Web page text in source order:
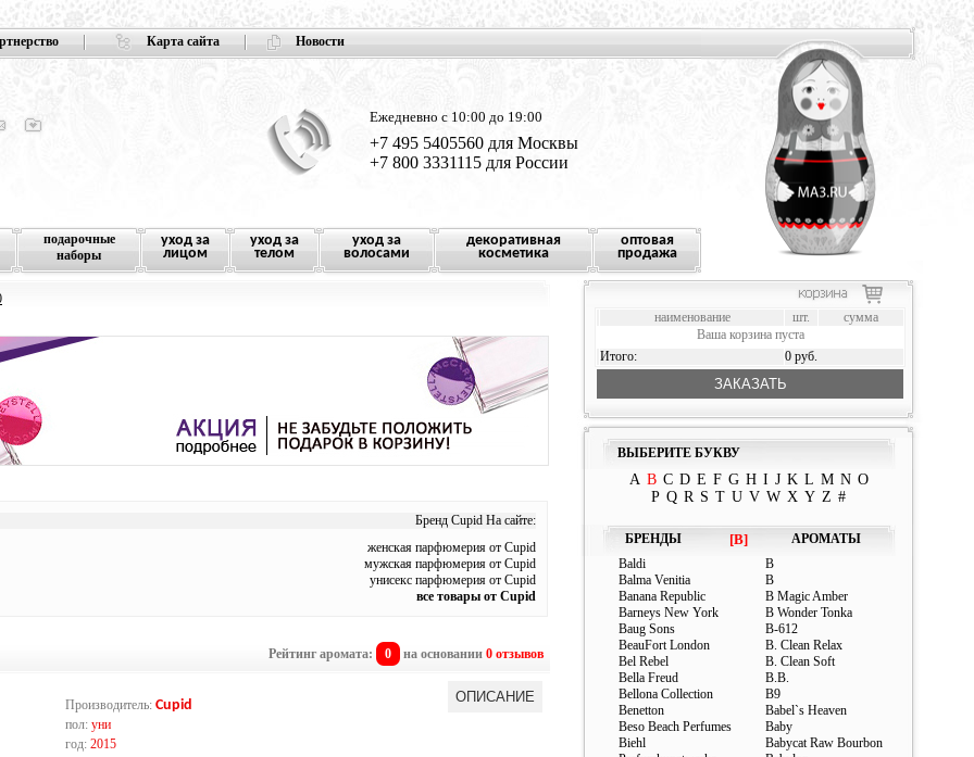
Карта сайта Новости
Ежедневно с 10:00 до 19:00
+7 495 5405560 для Москвы
+7 800 3331115 для России
подарочные
наборы
уход за
лицом
уход за
телом
уход за
волосами
декоративная
косметика
оптовая
продажа
Бренд Cupid На сайте:
женская парфюмерия от Cupid
мужская парфюмерия от Cupid
унисекс парфюмерия от Cupid
все товары от Cupid
Рейтинг аромата: 0 на основании 0 отзывов
ОПИСАНИЕ
Производитель: Cupid
пол: уни
год: 2015
наименование шт.
сумма
Ваша корзина пуста
Итого:
0 руб.
ЗАКАЗАТЬ
ВЫБЕРИТЕ БУКВУ
A B C D E F G H I J K L M N O
P Q R S T U V W X Y Z #
БРЕНДЫ [B]
АРОМАТЫ
Baldi
Balma Venitia
Banana Republic
Barneys New York
Baug Sons
BeauFort London
Bel Rebel
Bella Freud
Bellona Collection
Benetton
Beso Beach Perfumes
Biehl
B
B
B Magic Amber
B Wonder Tonka
B-612
B. Clean Relax
B. Clean Soft
B.B.
B9
Babel`s Heaven
Baby
Babycat Raw Bourbon